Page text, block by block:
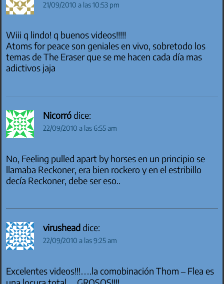
21/09/2010 a las 10:53 pm
Wiii q lindo! q buenos videos!!!!!
Atoms for peace son geniales en vivo, sobretodo los
temas de The Eraser que se me hacen cada día mas
adictivos jaja
Nicorródice:
22/09/2010 a las 6:55 am
No, Feeling pulled apart by horses en un principio se
llamaba Reckoner, era bien rockero y en el estribillo
decía Reckoner, debe ser eso..
virushead dice:
22/09/2010 a las 9:25 am
Excelentes videos!!!….la comobinación Thom – Flea es